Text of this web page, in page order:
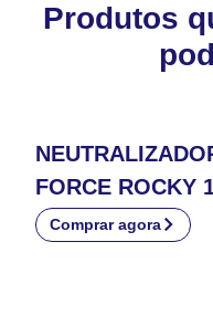
Produtos
FORCE ROCKY
Comprar agora